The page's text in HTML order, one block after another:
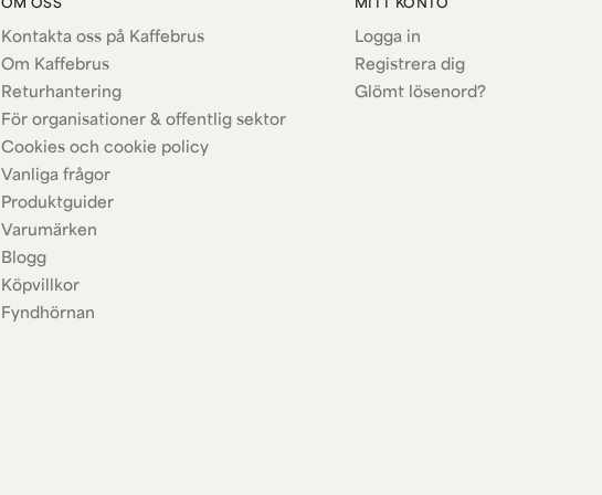
OM OSS
Kontakta oss på Kaffebrus
Om Kaffebrus
Returhantering
För organisationer & offentlig sektor
Cookies och cookie policy
Vanliga frågor
Produktguider
Varumärken
Blogg
Köpvillkor
Fyndhörnan
MITT KONTO
Logga in
Registrera dig
Glömt lösenord?